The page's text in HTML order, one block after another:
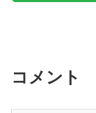
コメント